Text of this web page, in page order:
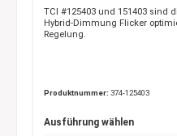
TCI #125403 und 151403 sind
Hybrid-Dimmung Flicker
Regelung.
Produktnummer: 374-125403
Ausführung wählen